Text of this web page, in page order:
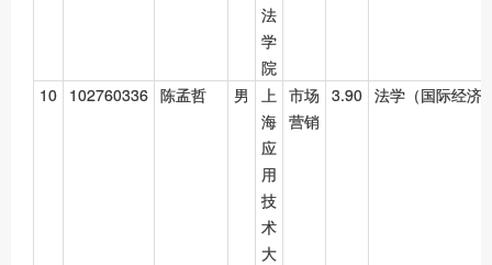
法
学
院
10 102760336 陈孟哲 男
上
海
应
用
技
术
大
市场
营销
3.90 法学（国际经济